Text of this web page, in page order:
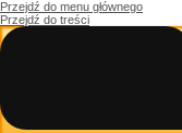
Przejdź do menu głównego
Przejdź do treści